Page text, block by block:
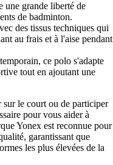
une grande liberté de
de badminton.
des tissus techniques qui
au frais et à l'aise pendant
ce polo s'adapte
tout en ajoutant une
sur le court ou de participer
pour vous aider à
Yonex est reconnue pour
garantissant que
les plus élevées de la